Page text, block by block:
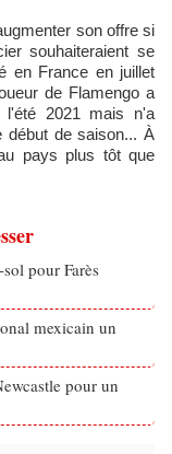
son offre si
souhaiteraient se
en France en juillet
de Flamengo a
l'été 2021 mais n'a
début de saison... À
pays plus tôt que
pour Farès
mexicain un
pour un